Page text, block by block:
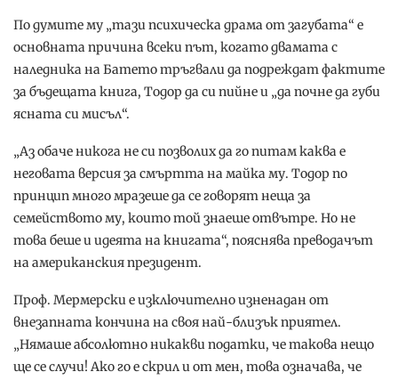
По думите му „тази психическа драма от загубата“ е
основната причина всеки път, когато двамата с
наледника на Батето тръгвали да подреждат фактите
за бъдещата книга, Тодор да си пийне и „да почне да губи
ясната си мисъл“.
„Аз обаче никога не си позволих да го питам каква е
неговата версия за смъртта на майка му. Тодор по
принцип много мразеше да се говорят неща за
семейството му, които той знаеше отвътре. Но не
това беше и идеята на книгата“, пояснява преводачът
на американския президент.
Проф. Мермерски е изключително изненадан от
внезапната кончина на своя най-близък приятел.
„Нямаше абсолютно никакви податки, че такова нещо
ще се случи! Ако го е скрил и от мен, това означава, че